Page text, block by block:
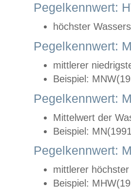
Pegelkennwert:
höchster
Pegelkennwert:
mittlerer
Beispiel:
Pegelkennwert:
Mittelwert der
Beispiel:
Pegelkennwert:
mittlerer
Beispiel: